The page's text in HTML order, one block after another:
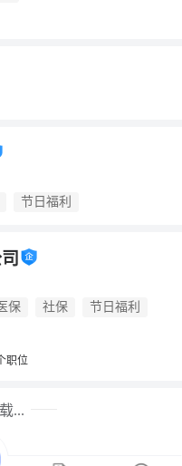
节日福利
保 社保
节日福利
职位
...